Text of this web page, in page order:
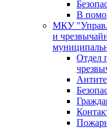
В
МКУ
и
Отдел